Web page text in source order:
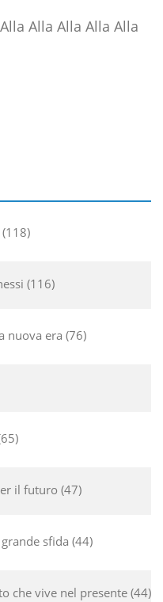
Alla Alla Alla Alla
118
116
nuova era 76
65
il futuro 47
sfida 44
che vive nel presente 44